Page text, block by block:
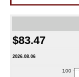
$83.47
2026.08.06